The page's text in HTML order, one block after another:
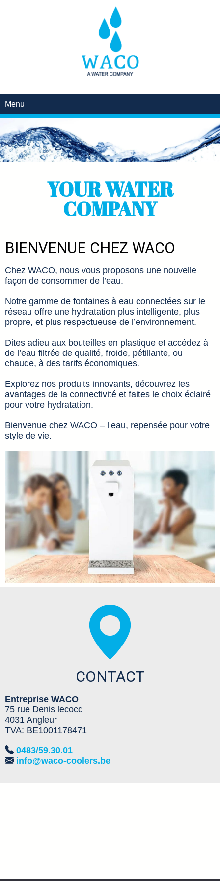
Menu
ACCUEIL
YOUR WATER
COMPANY
BIENVENUE CHEZ WACO
Chez WACO, nous vous proposons une nouvelle
façon de consommer de l’eau.
Notre gamme de fontaines à eau connectées sur le
réseau offre une hydratation plus intelligente, plus
propre, et plus respectueuse de l’environnement.
Dites adieu aux bouteilles en plastique et accédez à
de l’eau filtrée de qualité, froide, pétillante, ou
chaude, à des tarifs économiques.
Explorez nos produits innovants, découvrez les
avantages de la connectivité et faites le choix éclairé
pour votre hydratation.
Bienvenue chez WACO – l’eau, repensée pour votre
style de vie.
CONTACT
Entreprise WACO
75 rue Denis lecocq
4031 Angleur
TVA: BE1001178471
0483/59.30.01
info@waco-coolers.be